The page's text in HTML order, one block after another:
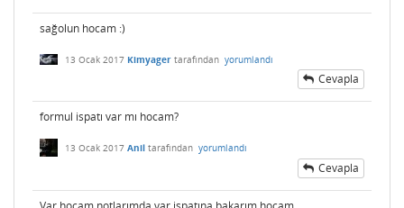
sağolun hocam :)
13 Ocak 2017 Kimyager tarafından yorumlandı
Cevapla
formul ispatı var mı hocam?
13 Ocak 2017 Anil tarafından yorumlandı
Cevapla